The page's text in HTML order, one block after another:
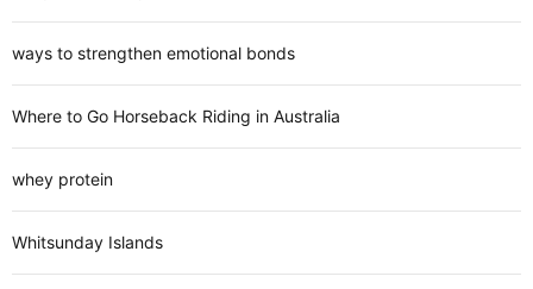
ways to strengthen emotional bonds
Where to Go Horseback Riding in Australia
whey protein
Whitsunday Islands